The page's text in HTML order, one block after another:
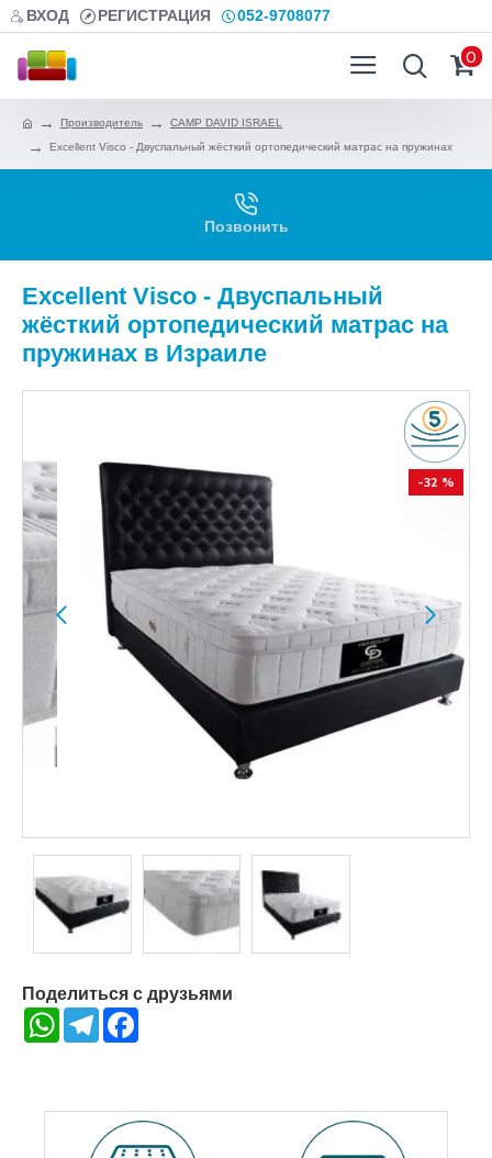
ВХОД РЕГИСТРАЦИЯ 052-9708077
0
Производитель
CAMP DAVID ISRAEL
Excellent Visco - Двуспальный жёсткий ортопедический матрас на пружинах
Позвонить
Excellent Visco - Двуспальный
жёсткий ортопедический матрас на
пружинах в Израиле
-32 %
Поделиться с друзьями
WhatsAppTelegram